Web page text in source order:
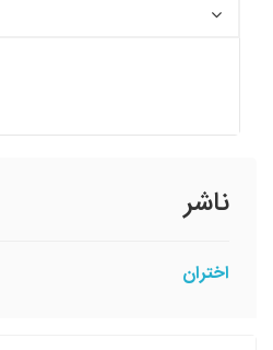
ناشر
اختران